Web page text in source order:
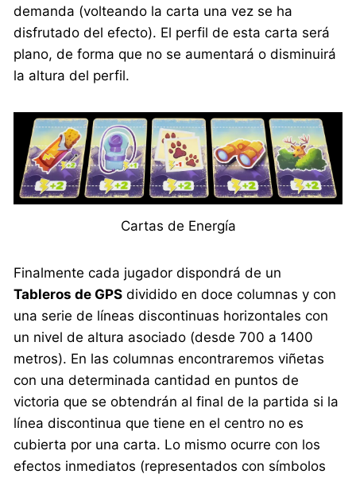
demanda (volteando la carta una vez se ha
disfrutado del efecto). El perfil de esta carta será
plano, de forma que no se aumentará o disminuirá
la altura del perfil.
Cartas de Energía
Finalmente cada jugador dispondrá de un
Tableros de GPS dividido en doce columnas y con
una serie de líneas discontinuas horizontales con
un nivel de altura asociado (desde 700 a 1400
metros). En las columnas encontraremos viñetas
con una determinada cantidad en puntos de
victoria que se obtendrán al final de la partida si la
línea discontinua que tiene en el centro no es
cubierta por una carta. Lo mismo ocurre con los
efectos inmediatos (representados con símbolos